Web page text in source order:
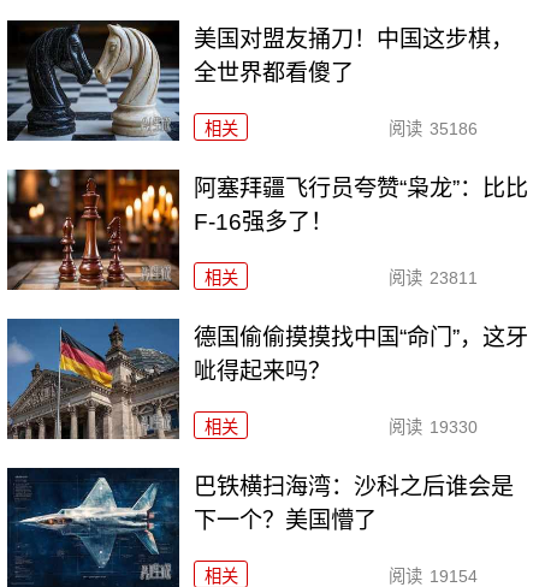
美国对盟友捅刀！中国这步棋，
全世界都看傻了
相关 阅读 35186
阿塞拜疆飞行员夸赞“枭龙”：比比
F-16强多了！
相关 阅读 23811
德国偷偷摸摸找中国“命门”，这牙
呲得起来吗？
相关 阅读 19330
巴铁横扫海湾：沙科之后谁会是
下一个？美国懵了
相关 阅读 19154